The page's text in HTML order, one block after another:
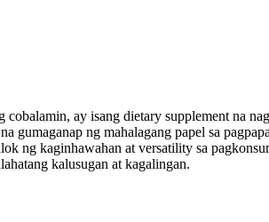
ay isang dietary supplement na
gumaganap ng mahalagang papel sa
ng kaginhawahan at versatility sa
kalusugan at kagalingan.